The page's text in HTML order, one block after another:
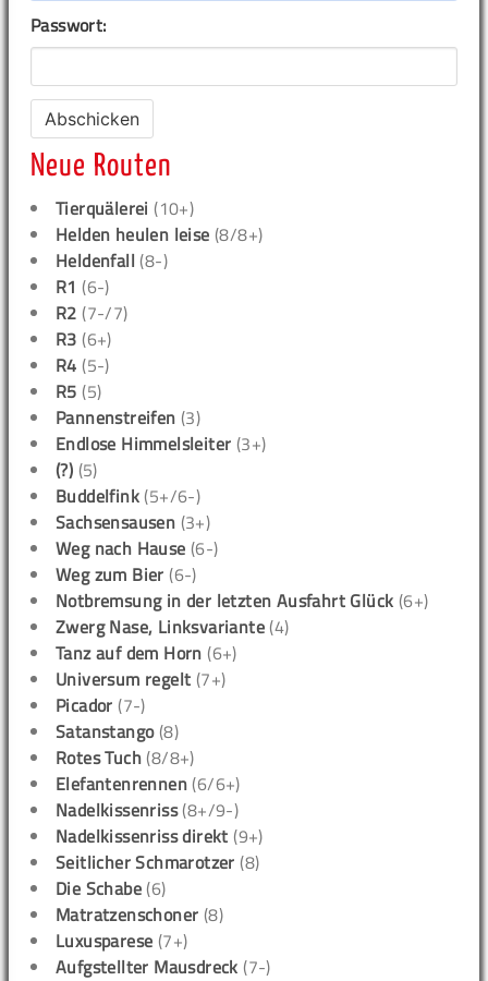
Passwort:
Neue Routen
Tierquälerei (10+)
Helden heulen leise (8/8+)
Heldenfall (8-)
R1 (6-)
R2 (7-/7)
R3 (6+)
R4 (5-)
R5 (5)
Pannenstreifen (3)
Endlose Himmelsleiter (3+)
(?) (5)
Buddelfink (5+/6-)
Sachsensausen (3+)
Weg nach Hause (6-)
Weg zum Bier (6-)
Notbremsung in der letzten Ausfahrt Glück (6+)
Zwerg Nase, Linksvariante (4)
Tanz auf dem Horn (6+)
Universum regelt (7+)
Picador (7-)
Satanstango(8)
Rotes Tuch (8/8+)
Elefantenrennen (6/6+)
Nadelkissenriss(8+/9-)
Nadelkissenriss direkt (9+)
Seitlicher Schmarotzer (8)
Die Schabe (6)
Matratzenschoner (8)
Luxusparese (7+)
Aufgstellter Mausdreck (7-)